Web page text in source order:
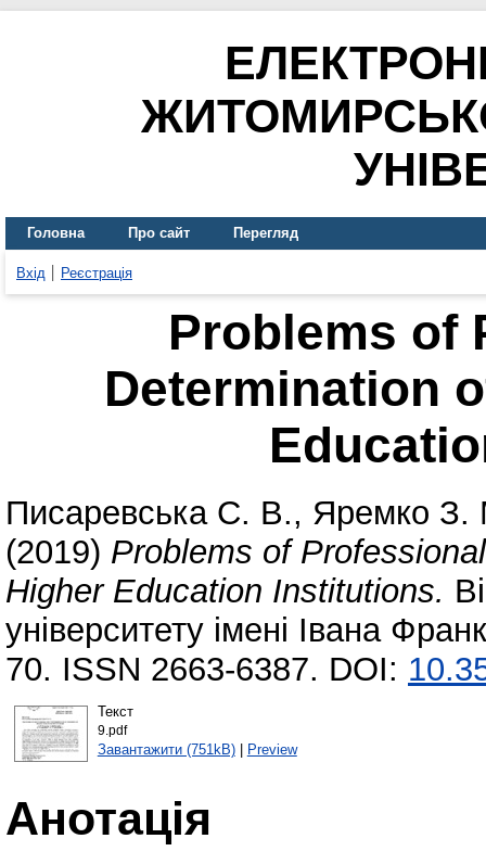
Головна Про сайт Перегляд
Вхід Реєстрація
Problems of
Determination
Писаревська С. В., Яремко З.
(2019) Problems of
Higher Education Institutions.
університету імені Івана
70. ISSN 2663-6387. DOI:
Текст
9.pdf
Завантажити (751kB)| Preview
Анотація